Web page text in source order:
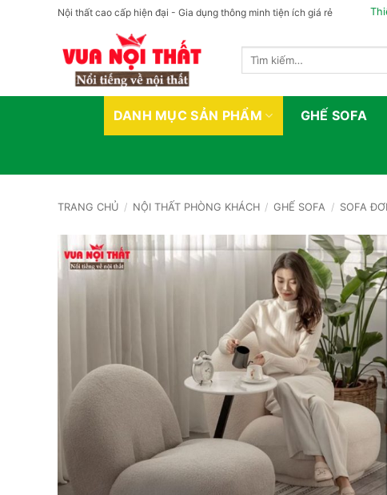
Nội thất cao cấp hiện đại - Gia dụng thông minh tiện ích giá rẻ
Tìm
DANH MỤC SẢN PHẨM GHẾ SOFA
TRANG CHỦ / NỘI THẤT PHÒNG KHÁCH / GHẾ SOFA / SOFA